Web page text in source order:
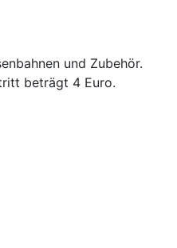
und Zubehör.
beträgt 4 Euro.